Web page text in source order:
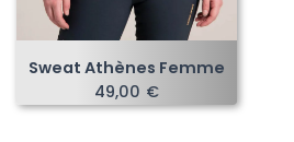
Sweat Athènes Femme
49,00 €